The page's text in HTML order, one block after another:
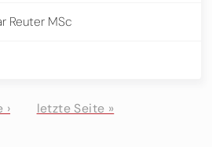
Reuter MSc
› letzte Seite »